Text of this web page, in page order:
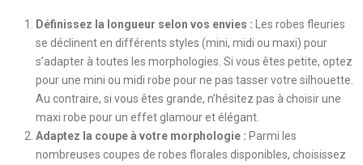
Définissez la longueur selon vos envies : Les robes fleuries
se déclinent en différents styles (mini, midi ou maxi) pour
s’adapter à toutes les morphologies. Si vous êtes petite, optez
pour une mini ou midi robe pour ne pas tasser votre silhouette.
Au contraire, si vous êtes grande, n’hésitez pas à choisir une
maxi robe pour un effet glamour et élégant.
Adaptez la coupe à votre morphologie : Parmi les
nombreuses coupes de robes florales disponibles, choisissez